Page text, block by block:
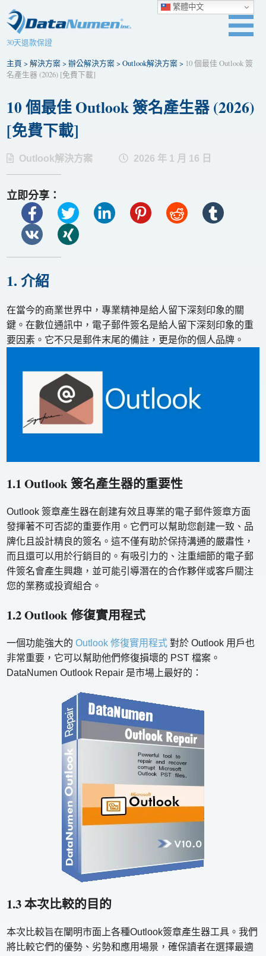
30天退款保證
主頁 >解決方案>辦公解決方案>Outlook解決方案> 10 個最佳 Outlook 簽
名產生器 (2026) [免費下載]
10 個最佳 Outlook 簽名產生器 (2026)
[免費下載]
Outlook解決方案 2026 年 1 月 16 日
立即分享：
1. 介紹
在當今的商業世界中，專業精神是給人留下深刻印象的關
鍵。在數位通訊中，電子郵件簽名是給人留下深刻印象的重
要因素。它不只是郵件末尾的備註，更是你的個人品牌。
1.1 Outlook 簽名產生器的重要性
Outlook 簽章產生器在創建有效且專業的電子郵件簽章方面
發揮著不可否認的重要作用。它們可以幫助您創建一致、品
牌化且設計精良的簽名。這不僅有助於保持溝通的嚴肅性，
而且還可以用於行銷​​目的。有吸引力的、注重細節的電子郵
件簽名會產生興趣，並可能引導潛在的合作夥伴或客戶關注
您的業務或投資組合。
1.2 Outlook 修復實用程式
一個功能強大的Outlook 修復實用程式 對於 Outlook 用戶也
非常重要，它可以幫助他們修復損壞的 PST 檔案。
DataNumen Outlook Repair 是市場上最好的：
1.3 本次比較的目的
本次比較旨在闡明市面上各種Outlook簽章產生器工具。我們
將比較它們的優勢、劣勢和應用場景，確保讀者在選擇最適
繁體中文